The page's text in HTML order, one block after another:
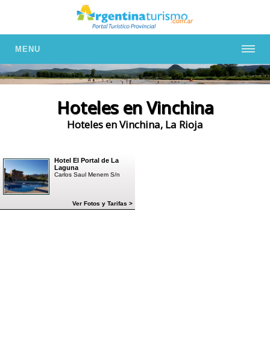
MENU
Hoteles en Vinchina
Hoteles en Vinchina, La Rioja
Hotel El Portal de La
Laguna
Carlos Saul Menem S/n
Ver Fotos y Tarifas >